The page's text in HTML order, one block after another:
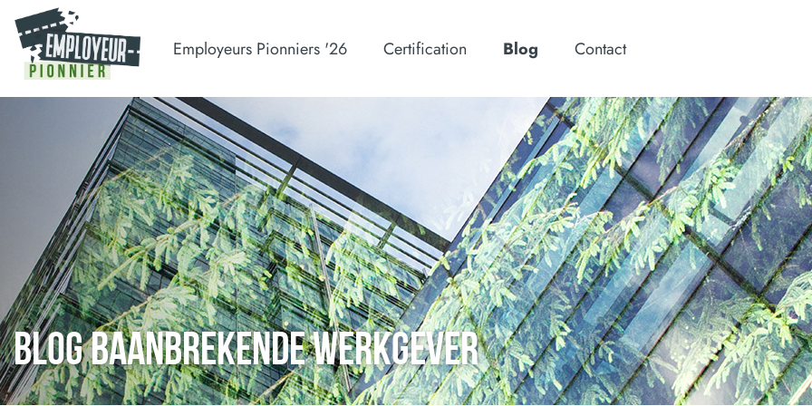
Employeurs Pionniers '26 Certification Blog Contact
BLOG BAANBREKENDE WERKGEVER